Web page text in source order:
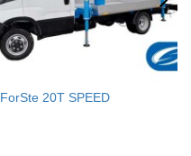
ForSte 20T SPEED